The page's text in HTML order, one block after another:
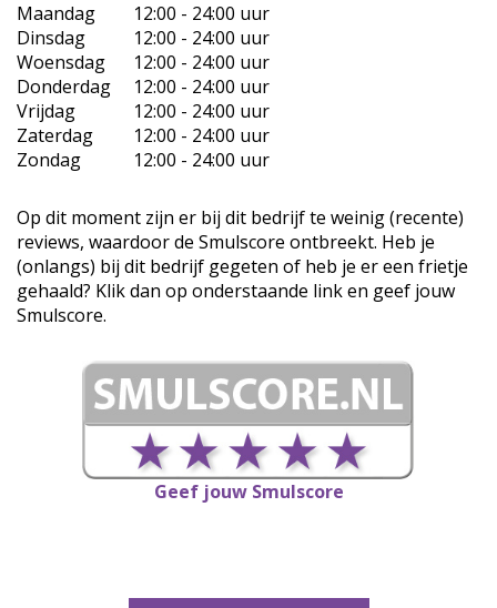
Maandag
12:00 - 24:00 uur
Dinsdag
12:00 - 24:00 uur
Woensdag
12:00 - 24:00 uur
Donderdag
12:00 - 24:00 uur
Vrijdag
12:00 - 24:00 uur
Zaterdag
12:00 - 24:00 uur
Zondag
12:00 - 24:00 uur
Op dit moment zijn er bij dit bedrijf te weinig (recente)
reviews, waardoor de Smulscore ontbreekt. Heb je
(onlangs) bij dit bedrijf gegeten of heb je er een frietje
gehaald? Klik dan op onderstaande link en geef jouw
Smulscore.
Geef jouw Smulscore